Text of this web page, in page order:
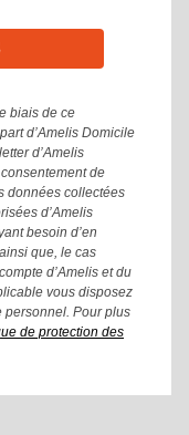
biais de ce
d’Amelis Domicile
d’Amelis
de
données collectées
d’Amelis
besoin d’en
que, le cas
d’Amelis et du
vous disposez
personnel. Pour plus
de protection des